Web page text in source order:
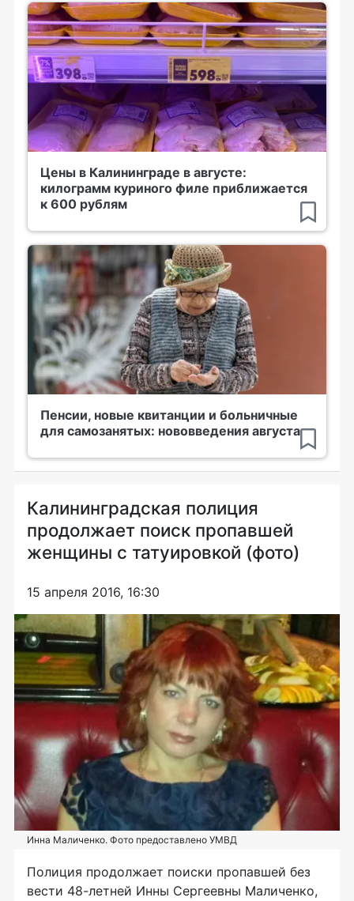
Цены в Калининграде в августе:
килограмм куриного филе приближается
к 600 рублям
Пенсии, новые квитанции и больничные
для самозанятых: нововведения августа
Калининградская полиция
продолжает поиск пропавшей
женщины с татуировкой (фото)
15 апреля 2016, 16:30
Инна Маличенко. Фото предоставлено УМВД
Полиция продолжает поиски пропавшей без
вести 48-летней Инны Сергеевны Маличенко,